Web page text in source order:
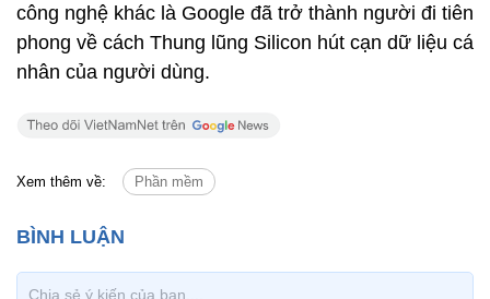
công nghệ khác là Google đã trở thành người đi tiên
phong về cách Thung lũng Silicon hút cạn dữ liệu cá
nhân của người dùng.
Xem thêm về: Phần mềm